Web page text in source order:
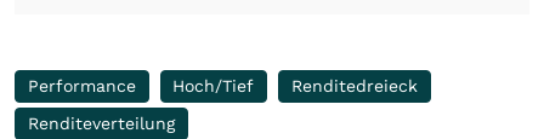
Performance Hoch/Tief
Renditedreieck
Renditeverteilung